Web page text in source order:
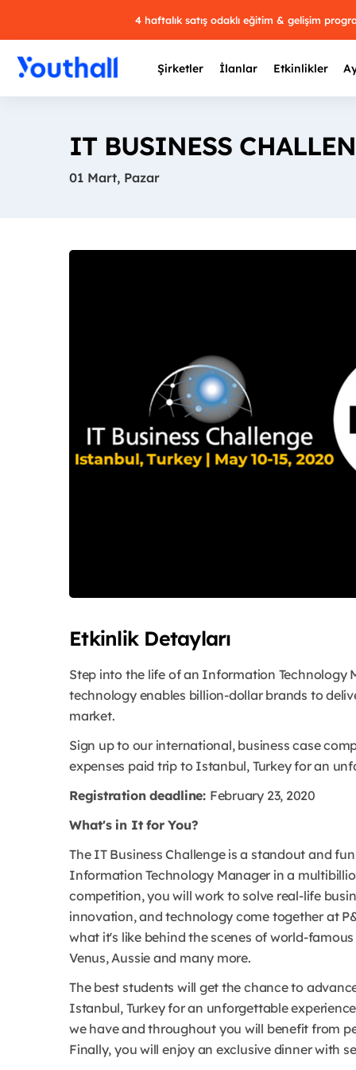
4 haftalık satış odaklı eğitim & gelişim
Şirketler İlanlar Etkinlikler
IT BUSINESS
01 Mart, Pazar
Etkinlik Detayları
Step into the life of an Information Technology
technology enables billion-dollar brands to
market.
Sign up to our international, business case
expenses paid trip to Istanbul, Turkey for an
Registration deadline: February 23, 2020
What's in It for You?
The IT Business Challenge is a standout and
Information Technology Manager in a
competition, you will work to solve real-life
innovation, and technology come together at
what it's like behind the scenes of world-
Venus, Aussie and many more.
The best students will get the chance to
Istanbul, Turkey for an unforgettable
we have and throughout you will benefit from
Finally, you will enjoy an exclusive dinner with